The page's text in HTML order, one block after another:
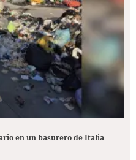
en un basurero de Italia